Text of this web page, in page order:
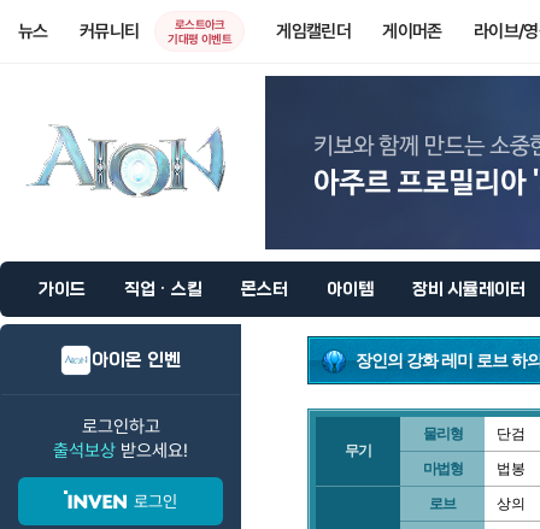
뉴스 커뮤니티
로스트아크
기대평 이벤트
게임캘린더 게이머존 라이브/
가이드 직업 · 스킬 몬스터 아이템 장비 시뮬레이터
아이온 인벤
로그인하고
출석보상 받으세요!
로그인
장인의 강화 레미 로브 하
무기
물리형 단검
마법형 법봉
로브 상의